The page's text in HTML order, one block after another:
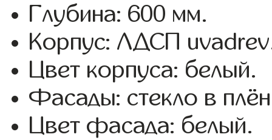
Глубина: 600 мм.
Корпус: ЛДСП
Цвет корпуса: белый.
Фасады: стекло в
Цвет фасада: белый.